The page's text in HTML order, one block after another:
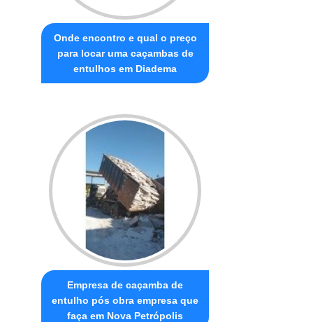
Onde encontro e qual o preço
para locar uma caçambas de
entulhos em Diadema
Empresa de caçamba de
entulho pós obra empresa que
faça em Nova Petrópolis